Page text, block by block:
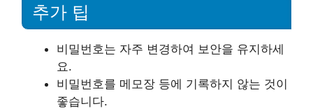
추가 팁
비밀번호는 자주 변경하여 보안을 유지하세
요.
비밀번호를 메모장 등에 기록하지 않는 것이
좋습니다.